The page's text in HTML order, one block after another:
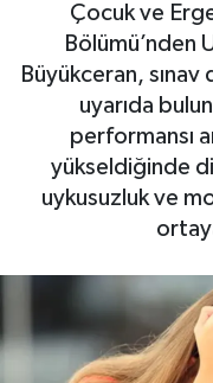
Çocuk ve
Bölümü’nden
Büyükceran,
uyarıda
performansı
yükseldiğinde
uykusuzluk ve
YAŞAM
SPOR
Haber Arşivi